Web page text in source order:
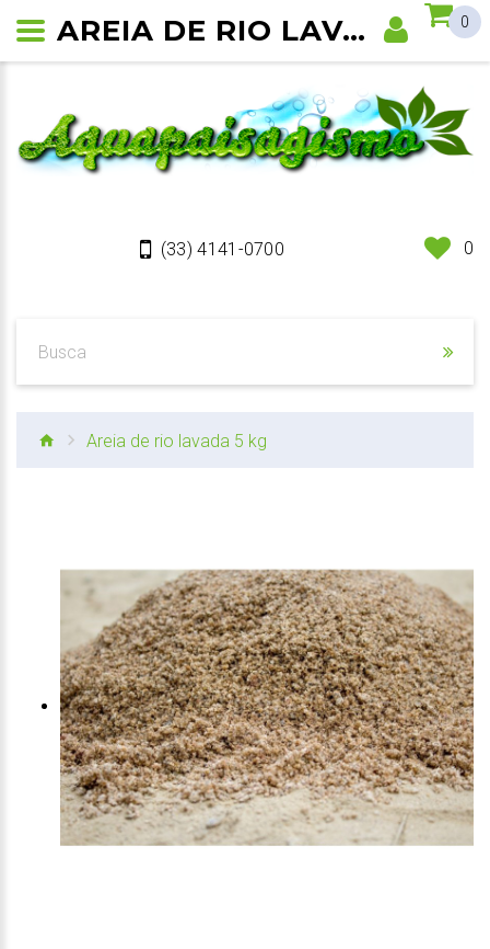
(33) 4141-0700 0
0
Areia de rio lavada 5 kg
AREIA DE RIO LAVADA 5 KG